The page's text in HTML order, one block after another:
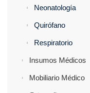
Neonatología
Quirófano
Respiratorio
Insumos Médicos
Mobiliario Médico